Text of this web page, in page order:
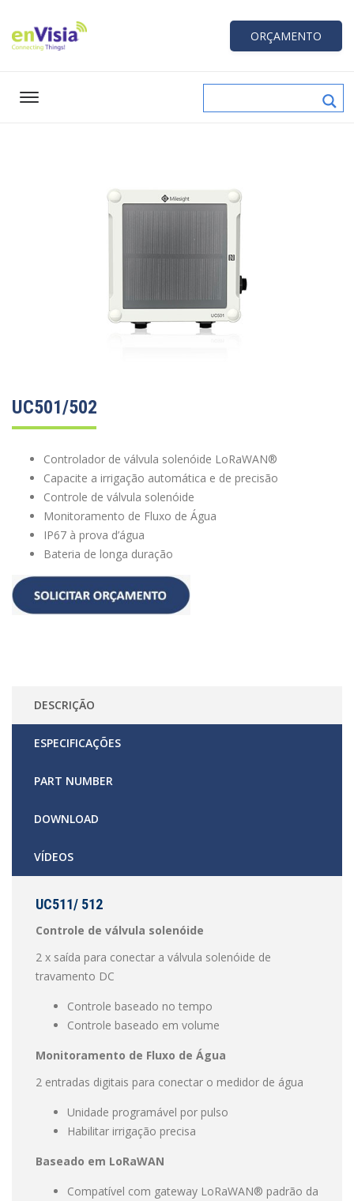
ORÇAMENTO
UC501/502
Controlador de válvula solenóide LoRaWAN®
Capacite a irrigação automática e de precisão
Controle de válvula solenóide
Monitoramento de Fluxo de Água
IP67 à prova d’água
Bateria de longa duração
DESCRIÇÃO
ESPECIFICAÇÕES
PART NUMBER
DOWNLOAD
VÍDEOS
UC511/ 512
Controle de válvula solenóide
2 x saída para conectar a válvula solenóide de
travamento DC
Controle baseado no tempo
Controle baseado em volume
Monitoramento de Fluxo de Água
2 entradas digitais para conectar o medidor de água
Unidade programável por pulso
Habilitar irrigação precisa
Baseado em LoRaWAN
Compatível com gateway LoRaWAN® padrão da